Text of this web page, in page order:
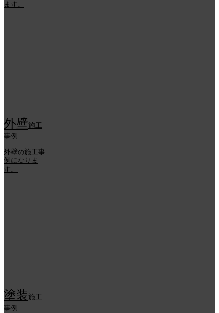
ます。
外壁施工
事例
外壁の施工事
例になりま
す。
塗装施工
事例